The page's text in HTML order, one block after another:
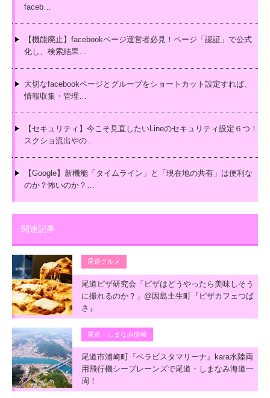
faceb…
【機能廃止】facebookページ運営者必見！ページ「認証」で公式
化し、検索結果…
大切なfacebookページとグループをショートカット設定すれば、
情報収集・管理…
【セキュリティ】今こそ見直したいLineのセキュリティ設定６つ！
スクショ流出やの…
【Google】新機能「タイムライン」と「現在地の共有」は便利な
のか？怖いのか？…
関連記事
尾道グルメ
尾道ピザ研究会「ピザはどうやったら美味しそう
に撮れるのか？」@因島土生町『ピザカフェつば
さ』
尾道・しまなみ情報
尾道市浦崎町『ベラビスタマリーナ』kara水陸両
用飛行機シープレーンズで尾道・しまなみ海道一
周！